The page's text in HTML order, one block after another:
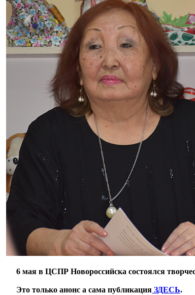
6 мая в ЦСПР Новороссийска состоялся
Это только анонс а сама публикация ЗДЕСЬ.